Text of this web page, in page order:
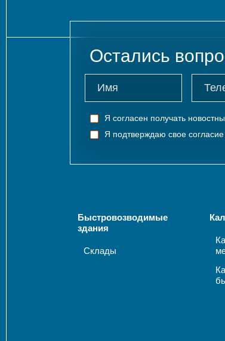
Остались
Я согласен получать
Я подтверждаю свое согласие
Быстровозводимые
здания
Склады